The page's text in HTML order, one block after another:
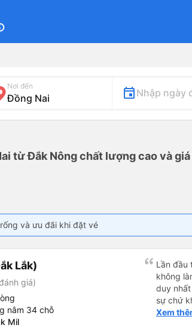
Nơi đến
Nhập ngày
từ Đắk Nông chất lượng cao và
và ưu đãi khi đặt vé
Lắk)
giá)
nằm 34 chỗ
Mil
Lần đầu
không
duy
sự chứ
rồi. Chú
Xem